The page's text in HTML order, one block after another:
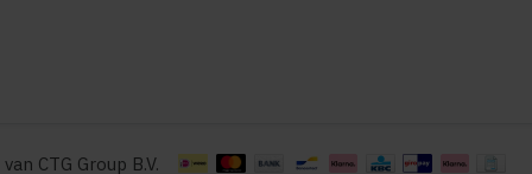
CTG Group B.V.